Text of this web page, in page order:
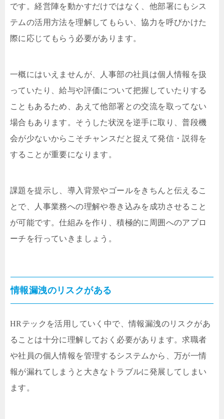
です。経営陣を動かすだけではなく、他部署にもシス
テムの活用方法を理解してもらい、協力を呼びかけた
際に応じてもらう必要があります。
一概にはいえませんが、人事部の社員は個人情報を扱
っていたり、給与や評価について把握していたりする
こともあるため、あえて他部署との交流を取ってない
場合もあります。そうした状況を逆手に取り、普段機
会が少ないからこそチャンスだと捉えて発信・説得を
することが重要になります。
課題を提示し、導入背景やゴールをきちんと伝えるこ
とで、人事業務への理解や巻き込みを成功させること
が可能です。仕組みを作り、積極的に周囲へのアプロ
ーチを行っていきましょう。
情報漏洩のリスクがある
HRテックを活用していく中で、情報漏洩のリスクがあ
ることは十分に理解しておく必要があります。求職者
や社員の個人情報を管理するシステムから、万が一情
報が漏れてしまうと大きなトラブルに発展してしまい
ます。